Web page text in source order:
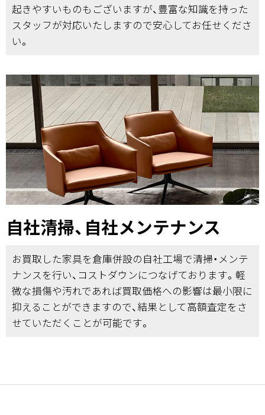
起きやすいものもございますが、豊富な知識を持った
スタッフが対応いたしますので安心してお任せくださ
い。
自社清掃、自社メンテナンス
お買取した家具を倉庫併設の自社工場で清掃・メンテ
ナンスを行い、コストダウンにつなげております。軽
微な損傷や汚れであれば買取価格への影響は最小限に
抑えることができますので、結果として高額査定をさ
せていただくことが可能です。